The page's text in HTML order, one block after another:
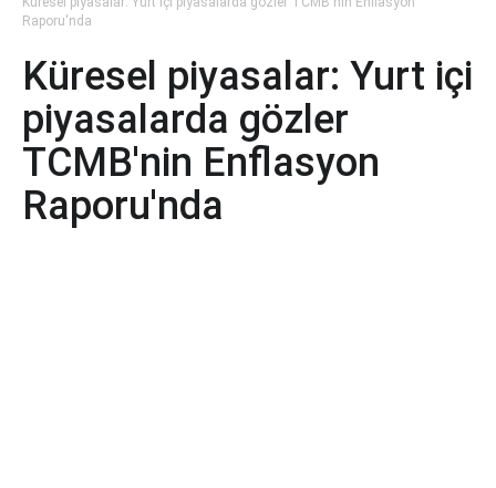
Raporu'nda
Küresel piyasalar: Yurt içi
piyasalarda gözler
TCMB'nin Enflasyon
Raporu'nda